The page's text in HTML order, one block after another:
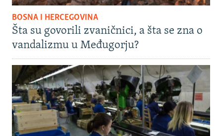
BOSNA I HERCEGOVINA
Šta su govorili zvaničnici, a šta se zna o
vandalizmu u Međugorju?